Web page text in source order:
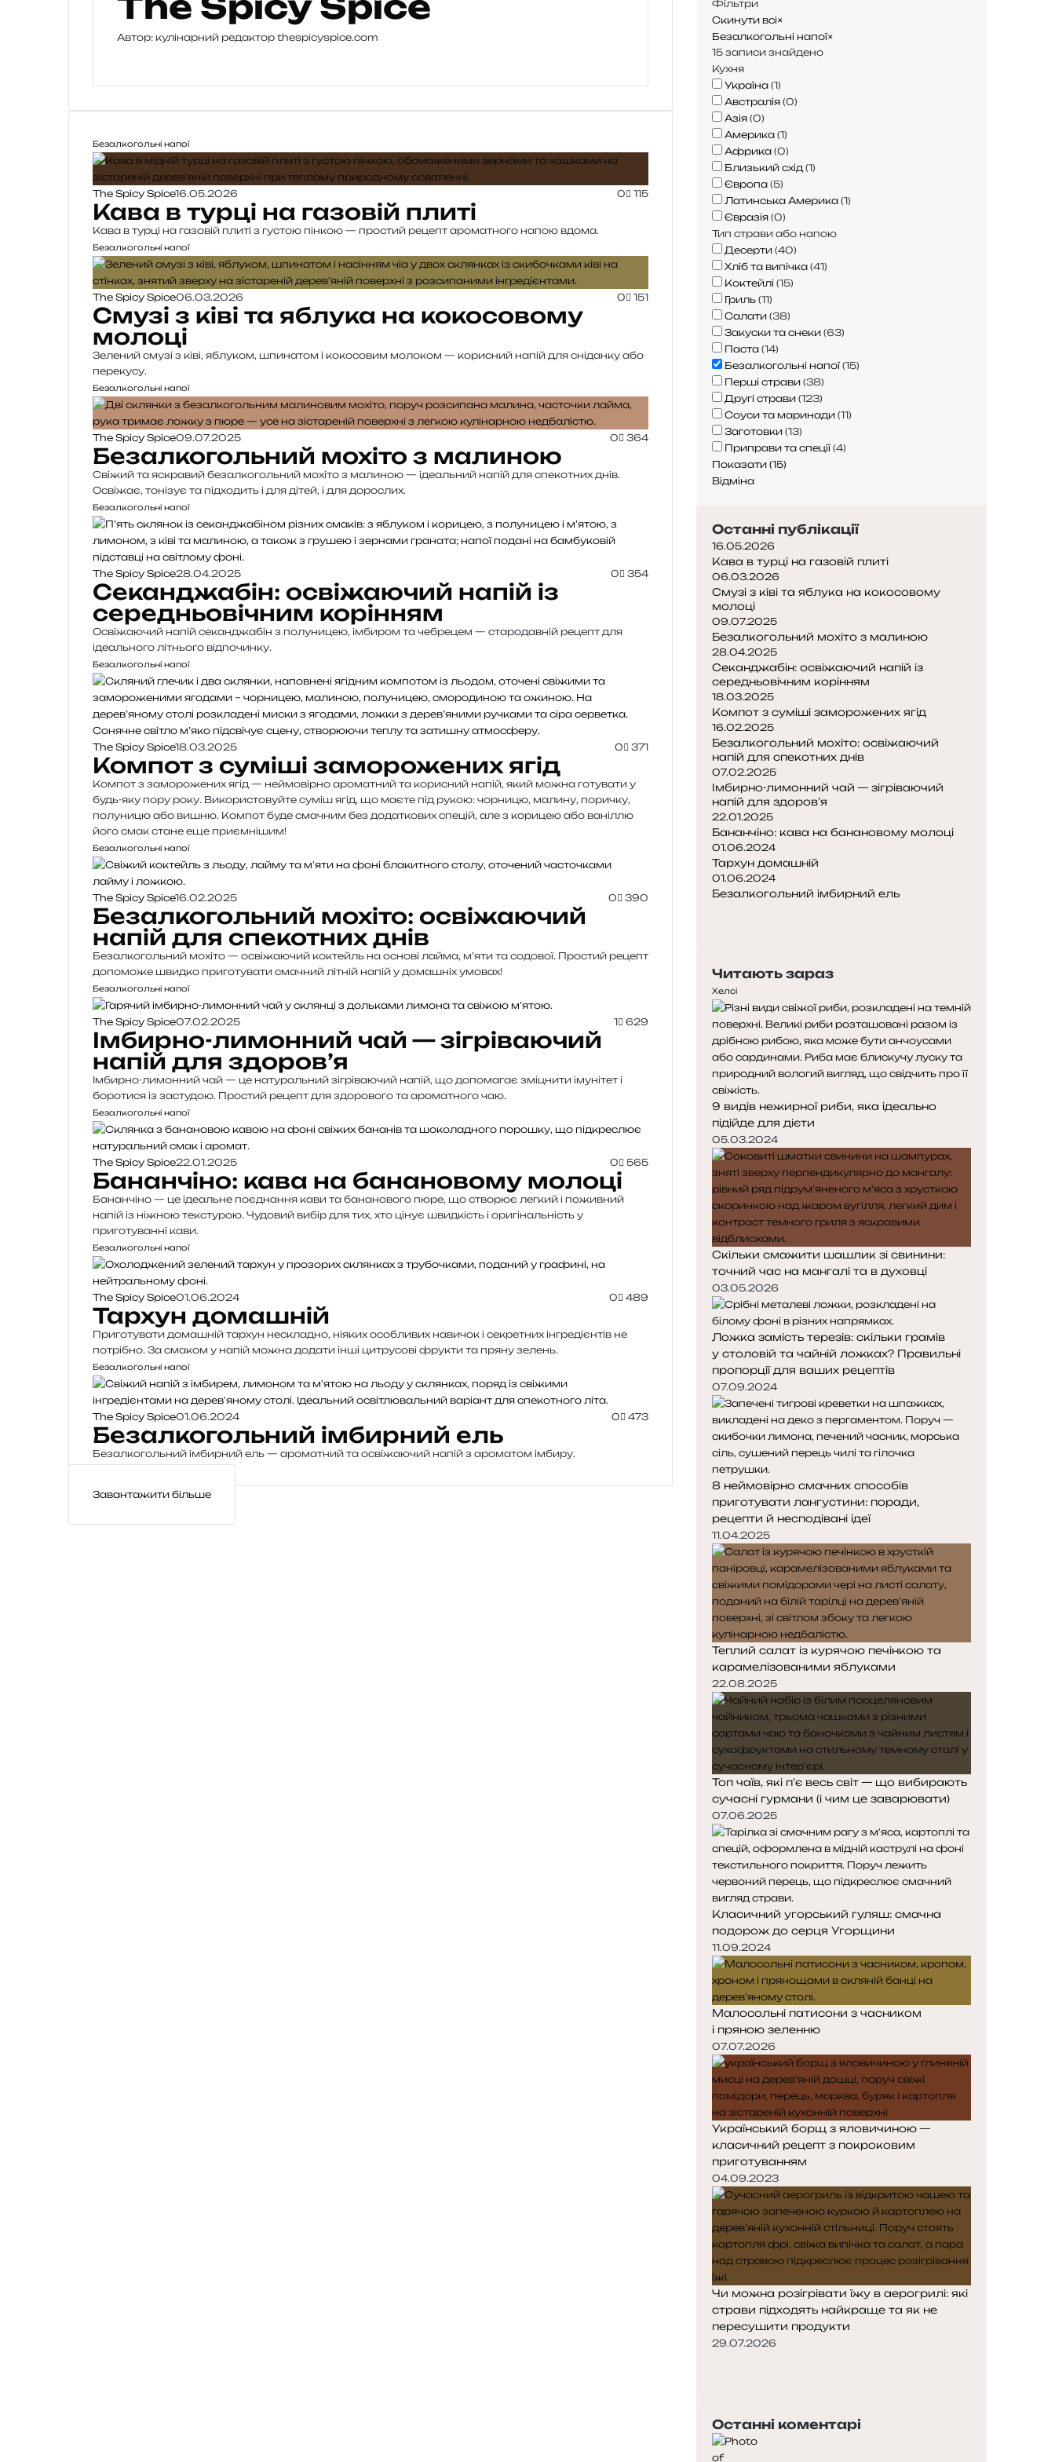
Автор: кулінарний редактор thespicyspice.com
b
e
Безалкогольні напої
The Spicy Spice16.05.2026 0 115
Кава в турці на газовій плиті
Кава в турці на газовій плиті з густою пінкою — простий рецепт ароматного напою вдома.
Безалкогольні напої
The Spicy Spice06.03.2026 0 151
Смузі з ківі та яблука на кокосовому
молоці
Зелений смузі з ківі, яблуком, шпинатом і кокосовим молоком — корисний напій для сніданку або
перекусу.
Безалкогольні напої
The Spicy Spice09.07.2025 0 364
Безалкогольний мохіто з малиною
Свіжий та яскравий безалкогольний мохіто з малиною — ідеальний напій для спекотних днів.
Освіжає, тонізує та підходить і для дітей, і для дорослих.
Безалкогольні напої
The Spicy Spice28.04.2025 0 354
Секанджабін: освіжаючий напій із
середньовічним корінням
Освіжаючий напій секанджабін з полуницею, імбиром та чебрецем — стародавній рецепт для
ідеального літнього відпочинку.
Безалкогольні напої
The Spicy Spice18.03.2025 0 371
Компот з суміші заморожених ягід
Компот з заморожених ягід — неймовірно ароматний та корисний напій, який можна готувати у
будь-яку пору року. Використовуйте суміш ягід, що маєте під рукою: чорницю, малину, поричку,
полуницю або вишню. Компот буде смачним без додаткових спецій, але з корицею або ваніллю
його смак стане еще приємнішим!
Безалкогольні напої
The Spicy Spice16.02.2025 0 390
Безалкогольний мохіто: освіжаючий
напій для спекотних днів
Безалкогольний мохіто — освіжаючий коктейль на основі лайма, м’яти та содової. Простий рецепт
допоможе швидко приготувати смачний літній напій у домашніх умовах!
Безалкогольні напої
The Spicy Spice07.02.2025 1 629
Імбирно-лимонний чай — зігріваючий
напій для здоров’я
Імбирно-лимонний чай — це натуральний зігріваючий напій, що допомагає зміцнити імунітет і
боротися із застудою. Простий рецепт для здорового та ароматного чаю.
Безалкогольні напої
The Spicy Spice22.01.2025 0 565
Бананчіно: кава на банановому молоці
Бананчіно — це ідеальне поєднання кави та бананового пюре, що створює легкий і поживний
напій із ніжною текстурою. Чудовий вибір для тих, хто цінує швидкість і оригінальність у
приготуванні кави.
Безалкогольні напої
The Spicy Spice01.06.2024 0 489
Тархун домашній
Приготувати домашній тархун нескладно, ніяких особливих навичок і секретних інгредієнтів не
потрібно. За смаком у напій можна додати інші цитрусові фрукти та пряну зелень.
Безалкогольні напої
The Spicy Spice01.06.2024 0 473
Безалкогольний імбирний ель
Безалкогольний імбирний ель — ароматний та освіжаючий напій з ароматом імбиру.
Завантажити більше
Фільтри
Скинути всі×
Безалкогольні напої×
15 записи знайдено
Кухня
Україна (1)
Австралія (0)
Азія (0)
Америка (1)
Африка (0)
Близький схід (1)
Європа (5)
Латинська Америка (1)
Євразія (0)
Тип страви або напою
Десерти (40)
Хліб та випічка (41)
Коктейлі (15)
Гриль (11)
Салати (38)
Закуски та снеки (63)
Паста (14)
Безалкогольні напої (15)
Перші страви (38)
Другі страви (123)
Соуси та маринади (11)
Заготовки (13)
Приправи та спеції (4)
Показати (15)
Відміна
Останні публікації
16.05.2026
Кава в турці на газовій плиті
06.03.2026
Смузі з ківі та яблука на кокосовому
молоці
09.07.2025
Безалкогольний мохіто з малиною
28.04.2025
Секанджабін: освіжаючий напій із
середньовічним корінням
18.03.2025
Компот з суміші заморожених ягід
16.02.2025
Безалкогольний мохіто: освіжаючий
напій для спекотних днів
07.02.2025
Імбирно-лимонний чай — зігріваючий
напій для здоров’я
22.01.2025
Бананчіно: кава на банановому молоці
01.06.2024
Тархун домашній
01.06.2024
Безалкогольний імбирний ель
р
е
д
н
я
с
т
о
р
і
н
к
а
т
у
п
н
а
с
т
о
р
і
н
к
а
Читають зараз
Хелсі
9 видів нежирної риби, яка ідеально
підійде для дієти
05.03.2024
Скільки смажити шашлик зі свинини:
точний час на мангалі та в духовці
03.05.2026
Ложка замість терезів: скільки грамів
у столовій та чайній ложках? Правильні
пропорції для ваших рецептів
07.09.2024
8 неймовірно смачних способів
приготувати лангустини: поради,
рецепти й несподівані ідеї
11.04.2025
Теплий салат із курячою печінкою та
карамелізованими яблуками
22.08.2025
Топ чаїв, які п’є весь світ — що вибирають
сучасні гурмани (і чим це заварювати)
07.06.2025
Класичний угорський гуляш: смачна
подорож до серця Угорщини
11.09.2024
Малосольні патисони з часником
і пряною зеленню
07.07.2026
Український борщ з яловичиною —
класичний рецепт з покроковим
приготуванням
04.09.2023
Чи можна розігрівати їжу в аерогрилі: які
страви підходять найкраще та як не
пересушити продукти
29.07.2026
р
е
д
т
у
п
Останні коментарі